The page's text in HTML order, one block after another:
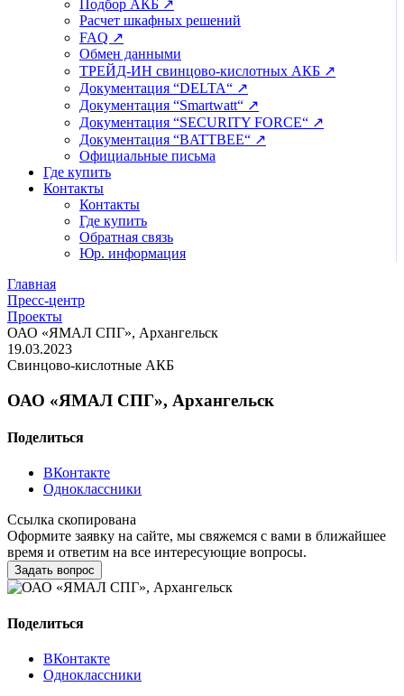
Подбор АКБ ↗
Расчет шкафных решений
FAQ ↗
Обмен данными
ТРЕЙД-ИН свинцово-кислотных АКБ ↗
Документация “DELTA“ ↗
Документация “Smartwatt“ ↗
Документация “SECURITY FORCE“ ↗
Документация “BATTBEE“ ↗
Официальные письма
Где купить
Контакты
Контакты
Где купить
Обратная связь
Юр. информация
Главная
Пресс-центр
Проекты
ОАО «ЯМАЛ СПГ», Архангельск
19.03.2023
Свинцово-кислотные АКБ
ОАО «ЯМАЛ СПГ», Архангельск
Поделиться
ВКонтакте
Одноклассники
Ссылка скопирована
Оформите заявку на сайте, мы свяжемся с вами в ближайшее
время и ответим на все интересующие вопросы.
Задать вопрос
Поделиться
ВКонтакте
Одноклассники